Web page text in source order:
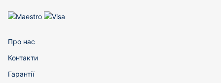
Про нас
Контакти
Гарантії